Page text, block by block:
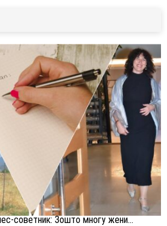
советник: Зошто многу жени...